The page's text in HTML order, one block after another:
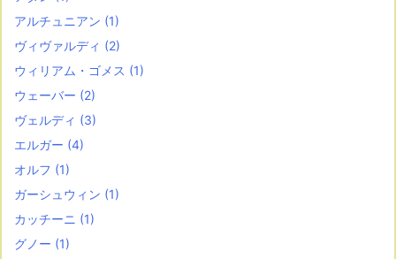
アルチュニアン (1)
ヴィヴァルディ (2)
ウィリアム・ゴメス (1)
ウェーバー (2)
ヴェルディ (3)
エルガー (4)
オルフ (1)
ガーシュウィン (1)
カッチーニ (1)
グノー (1)